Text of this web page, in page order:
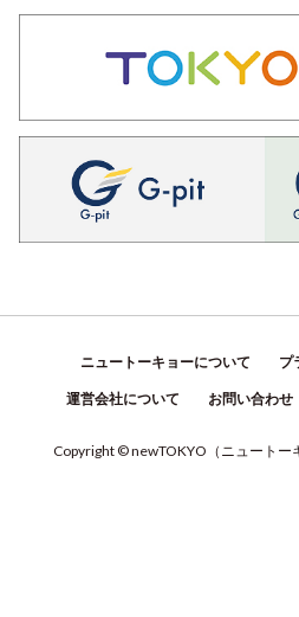
ニュートーキョーについて プ
運営会社について お問い合わせ
Copyright © newTOKYO （ ニュートー